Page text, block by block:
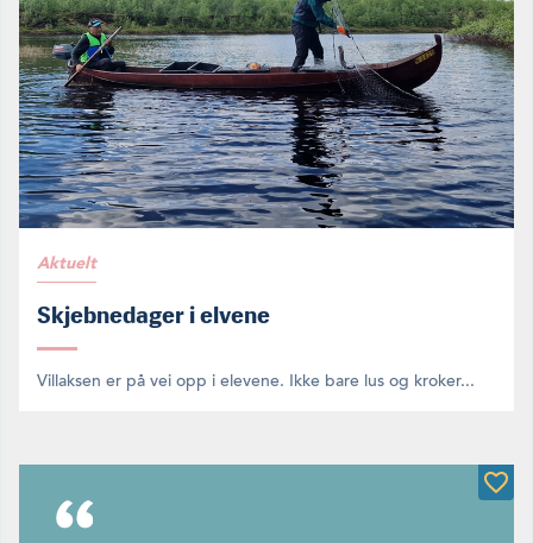
Aktuelt
Skjebnedager i elvene
Villaksen er på vei opp i elevene. Ikke bare lus og kroker...